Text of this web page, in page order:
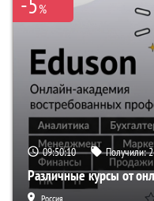
%
09:50:09 Получили:2
Различные курсы от
Россия